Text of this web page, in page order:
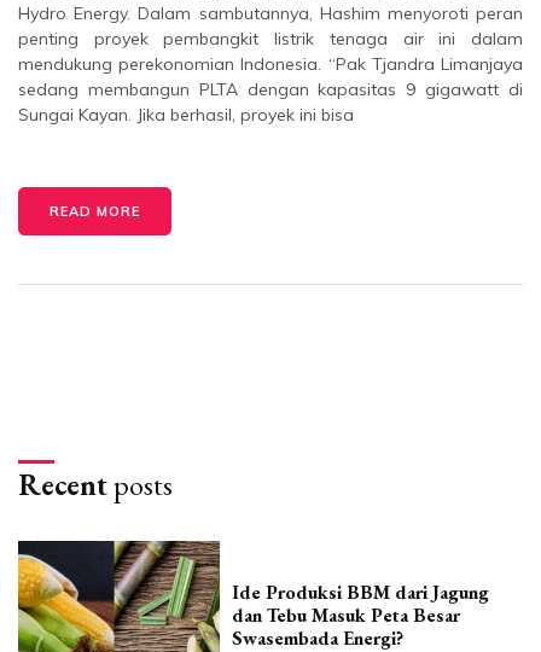
Hydro Energy. Dalam sambutannya, Hashim menyoroti peran
penting proyek pembangkit listrik tenaga air ini dalam
mendukung perekonomian Indonesia. “Pak Tjandra Limanjaya
sedang membangun PLTA dengan kapasitas 9 gigawatt di
Sungai Kayan. Jika berhasil, proyek ini bisa
READ MORE
Recentposts
Ide Produksi BBM dari Jagung
dan Tebu Masuk Peta Besar
Swasembada Energi?